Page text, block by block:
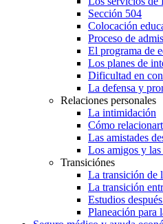
Sección 504
Colocación
Proceso de
El programa de
Los planes de
Dificultad en
La defensa y
Relaciones personales
La intimidación
Cómo
Las amistades
Los amigos y
Transiciónes
La transición de
La transición
Estudios
Planeación para